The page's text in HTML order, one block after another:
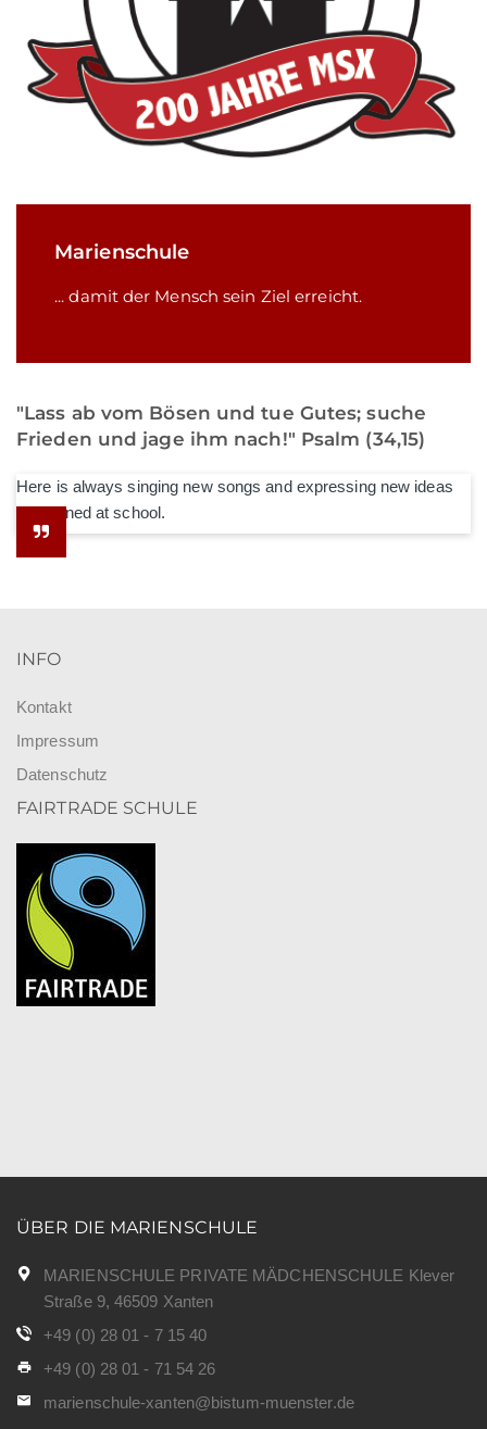
Marienschule
... damit der Mensch sein Ziel erreicht.
"Lass ab vom Bösen und tue Gutes; suche
Frieden und jage ihm nach!" Psalm (34,15)
Here is always singing new songs and expressing new ideas
he learned at school.
INFO
Kontakt
Impressum
Datenschutz
FAIRTRADE SCHULE
ÜBER DIE MARIENSCHULE
MARIENSCHULE PRIVATE MÄDCHENSCHULE Klever
Straße 9, 46509 Xanten
+49 (0) 28 01 - 7 15 40
+49 (0) 28 01 - 71 54 26
marienschule-xanten@bistum-muenster.de